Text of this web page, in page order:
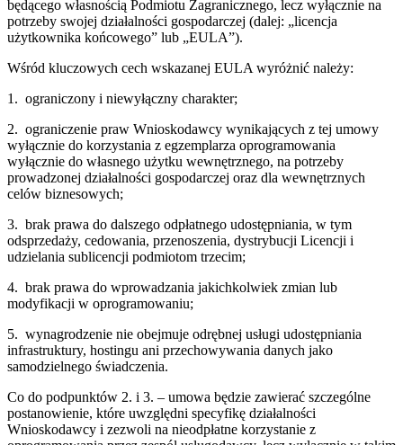
będącego własnością Podmiotu Zagranicznego, lecz wyłącznie na
potrzeby swojej działalności gospodarczej (dalej: „licencja
użytkownika końcowego” lub „EULA”).
Wśród kluczowych cech wskazanej EULA wyróżnić należy:
1. ograniczony i niewyłączny charakter;
2. ograniczenie praw Wnioskodawcy wynikających z tej umowy
wyłącznie do korzystania z egzemplarza oprogramowania
wyłącznie do własnego użytku wewnętrznego, na potrzeby
prowadzonej działalności gospodarczej oraz dla wewnętrznych
celów biznesowych;
3. brak prawa do dalszego odpłatnego udostępniania, w tym
odsprzedaży, cedowania, przenoszenia, dystrybucji Licencji i
udzielania sublicencji podmiotom trzecim;
4. brak prawa do wprowadzania jakichkolwiek zmian lub
modyfikacji w oprogramowaniu;
5. wynagrodzenie nie obejmuje odrębnej usługi udostępniania
infrastruktury, hostingu ani przechowywania danych jako
samodzielnego świadczenia.
Co do podpunktów 2. i 3. – umowa będzie zawierać szczególne
postanowienie, które uwzględni specyfikę działalności
Wnioskodawcy i zezwoli na nieodpłatne korzystanie z